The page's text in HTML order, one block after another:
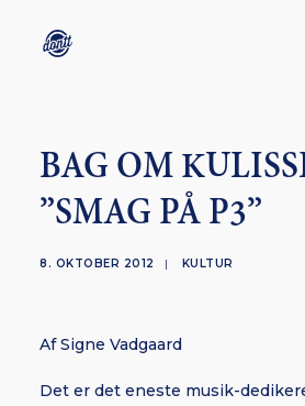
ENGLISH
CREATORS
INSPIRATION
BORNHOLM
BAG OM
”SMAG PÅ P3”
8. OKTOBER 2012 | KULTUR
Af Signe Vadgaard
Det er det eneste musik-